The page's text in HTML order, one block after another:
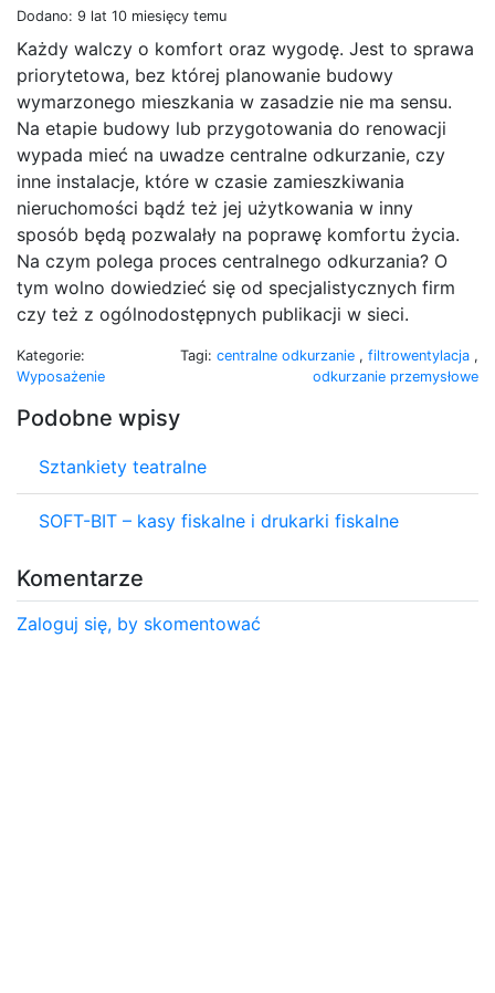
Dodano: 9 lat 10 miesięcy temu
Każdy walczy o komfort oraz wygodę. Jest to sprawa
priorytetowa, bez której planowanie budowy
wymarzonego mieszkania w zasadzie nie ma sensu.
Na etapie budowy lub przygotowania do renowacji
wypada mieć na uwadze centralne odkurzanie, czy
inne instalacje, które w czasie zamieszkiwania
nieruchomości bądź też jej użytkowania w inny
sposób będą pozwalały na poprawę komfortu życia.
Na czym polega proces centralnego odkurzania? O
tym wolno dowiedzieć się od specjalistycznych firm
czy też z ogólnodostępnych publikacji w sieci.
Kategorie:
Wyposażenie
Tagi: centralne odkurzanie , filtrowentylacja ,
odkurzanie przemysłowe
Podobne wpisy
Sztankiety teatralne
SOFT-BIT – kasy fiskalne i drukarki fiskalne
Komentarze
Zaloguj się, by skomentować